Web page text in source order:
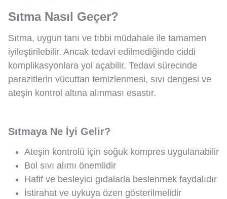
Sıtma Nasıl Geçer?
Sıtma, uygun tanı ve tıbbi müdahale ile tamamen
iyileştirilebilir. Ancak tedavi edilmediğinde ciddi
komplikasyonlara yol açabilir. Tedavi sürecinde
parazitlerin vücuttan temizlenmesi, sıvı dengesi ve
ateşin kontrol altına alınması esastır.
Sıtmaya Ne İyi Gelir?
Ateşin kontrolü için soğuk kompres uygulanabilir
Bol sıvı alımı önemlidir
Hafif ve besleyici gıdalarla beslenmek faydalıdır
İstirahat ve uykuya özen gösterilmelidir